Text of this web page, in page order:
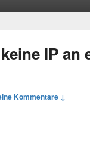
IP an
Kommentare ↓